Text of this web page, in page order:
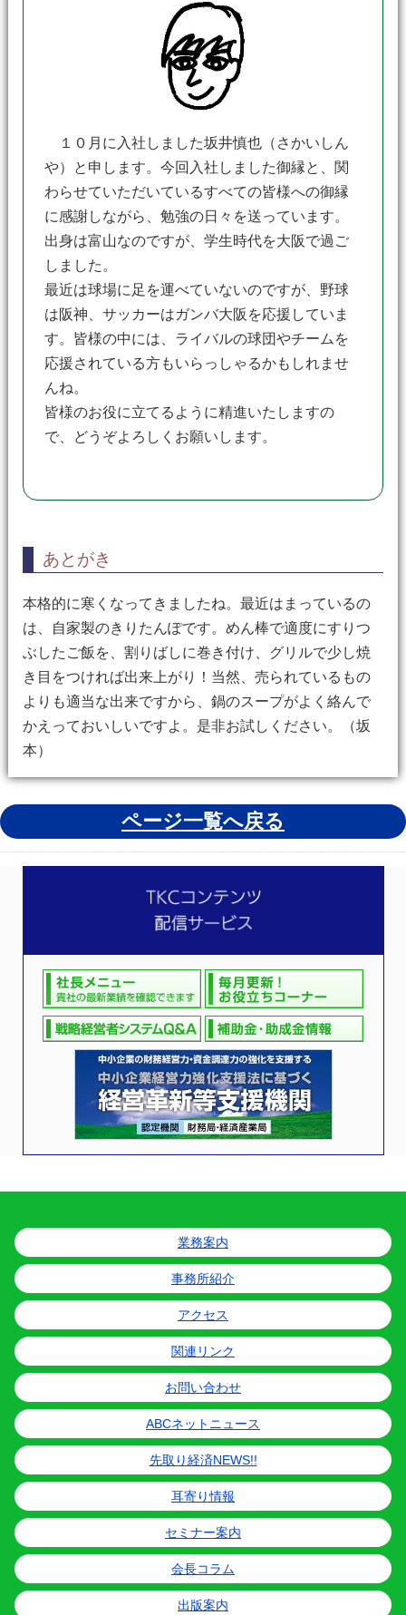
１０月に入社しました坂井慎也（さかいしん
や）と申します。今回入社しました御縁と、関
わらせていただいているすべての皆様への御縁
に感謝しながら、勉強の日々を送っています。
出身は富山なのですが、学生時代を大阪で過ご
しました。
最近は球場に足を運べていないのですが、野球
は阪神、サッカーはガンバ大阪を応援していま
す。皆様の中には、ライバルの球団やチームを
応援されている方もいらっしゃるかもしれませ
んね。
皆様のお役に立てるように精進いたしますの
で、どうぞよろしくお願いします。
あとがき
本格的に寒くなってきましたね。最近はまっているの
は、自家製のきりたんぽです。めん棒で適度にすりつ
ぶしたご飯を、割りばしに巻き付け、グリルで少し焼
き目をつければ出来上がり！当然、売られているもの
よりも適当な出来ですから、鍋のスープがよく絡んで
かえっておいしいですよ。是非お試しください。（坂
本）
ページ一覧へ戻る
業務案内
事務所紹介
アクセス
関連リンク
お問い合わせ
ABCネットニュース
先取り経済NEWS!!
耳寄り情報
セミナー案内
会長コラム
出版案内